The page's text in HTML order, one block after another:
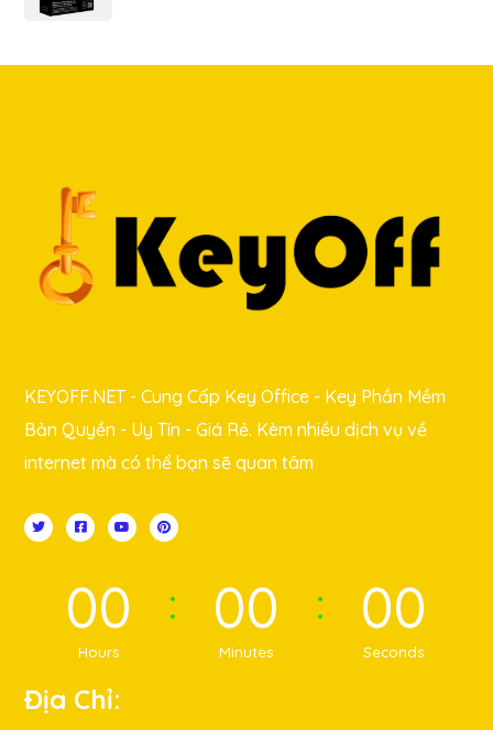
KEYOFF.NET - Cung Cấp Key Office - Key Phần Mềm
Bản Quyền - Uy Tín - Giá Rẻ. Kèm nhiều dịch vụ về
internet mà có thể bạn sẽ quan tâm
00
Hours
00
Minutes
00
Seconds
Địa Chỉ: